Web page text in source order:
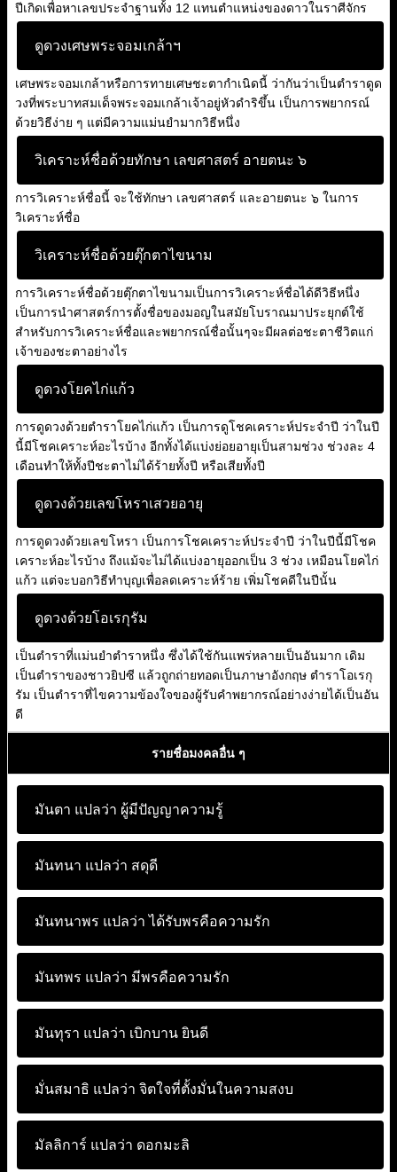
ปีเกิดเพื่อหาเลขประจำฐานทั้ง 12 แทนตำแหน่งของดาวในราศีจักร
ดูดวงเศษพระจอมเกล้าฯ
เศษพระจอมเกล้าหรือการทายเศษชะตากำเนิดนี้ ว่ากันว่าเป็นตำราดูด
วงที่พระบาทสมเด็จพระจอมเกล้าเจ้าอยู่หัวดำริขึ้น เป็นการพยากรณ์
ด้วยวิธีง่าย ๆ แต่มีความแม่นยำมากวิธีหนึ่ง
วิเคราะห์ชื่อด้วยทักษา เลขศาสตร์ อายตนะ ๖
การวิเคราะห์ชื่อนี้ จะใช้ทักษา เลขศาสตร์ และอายตนะ ๖ ในการ
วิเคราะห์ชื่อ
วิเคราะห์ชื่อด้วยตุ๊กตาไขนาม
การวิเคราะห์ชื่อด้วยตุ๊กตาไขนามเป็นการวิเคราะห์ชื่อได้ดีวิธีหนึ่ง
เป็นการนำศาสตร์การตั้งชื่อของมอญในสมัยโบราณมาประยุกต์ใช้
สำหรับการวิเคราะห์ชื่อและพยากรณ์ชื่อนั้นๆจะมีผลต่อชะตาชีวิตแก่
เจ้าของชะตาอย่างไร
ดูดวงโยคไก่แก้ว
การดูดวงด้วยตำราโยคไก่แก้ว เป็นการดูโชคเคราะห์ประจำปี ว่าในปี
นี้มีโชคเคราะห์อะไรบ้าง อีกทั้งได้แบ่งย่อยอายุเป็นสามช่วง ช่วงละ 4
เดือนทำให้ทั้งปีชะตาไม่ได้ร้ายทั้งปี หรือเสียทั้งปี
ดูดวงด้วยเลขโหราเสวยอายุ
การดูดวงด้วยเลขโหรา เป็นการโชคเคราะห์ประจำปี ว่าในปีนี้มีโชค
เคราะห์อะไรบ้าง ถึงแม้จะไม่ได้แบ่งอายุออกเป็น 3 ช่วง เหมือนโยคไก่
แก้ว แต่จะบอกวิธีทำบุญเพื่อลดเคราะห์ร้าย เพิ่มโชคดีในปีนั้น
ดูดวงด้วยโอเรกุรัม
เป็นตำราที่แม่นยำตำราหนึ่ง ซึ่งได้ใช้กันแพร่หลายเป็นอันมาก เดิม
เป็นตำราของชาวยิปซี แล้วถูกถ่ายทอดเป็นภาษาอังกฤษ ตำราโอเรกุ
รัม เป็นตำราที่ไขความข้องใจของผู้รับคำพยากรณ์อย่างง่ายได้เป็นอัน
ดี
รายชื่อมงคลอื่น ๆ
มันตา แปลว่า ผู้มีปัญญาความรู้
มันทนา แปลว่า สดุดี
มันทนาพร แปลว่า ได้รับพรคือความรัก
มันทพร แปลว่า มีพรคือความรัก
มันทุรา แปลว่า เบิกบาน ยินดี
มั่นสมาธิ แปลว่า จิตใจที่ตั้งมั่นในความสงบ
มัลลิการ์ แปลว่า ดอกมะลิ